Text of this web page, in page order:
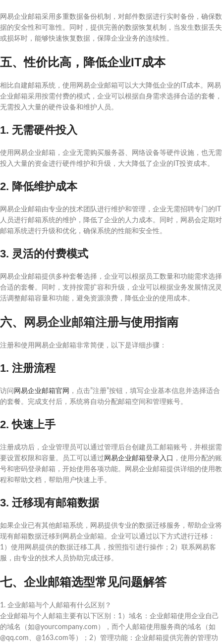
网易企业邮箱采用多重数据备份机制，对邮件数据进行实时备份，确保数
据的安全性和可靠性。同时，提供完善的数据恢复机制，当发生数据丢失
或损坏时，能够快速恢复数据，保障企业业务的连续性。
五、性价比高，降低企业IT成本
相比自建邮箱系统，使用网易企业邮箱可以大大降低企业的IT成本。网易
企业邮箱采用按需付费的模式，企业可以根据自身需求选择合适的套餐，
无需投入大量的硬件设备和维护人员。
1. 无需硬件投入
使用网易企业邮箱，企业无需购买服务器、网络设备等硬件设施，也无需
投入大量的资金进行硬件维护和升级，大大降低了企业的IT投资成本。
2. 降低维护成本
网易企业邮箱由专业的技术团队进行维护和管理，企业无需招聘专门的IT
人员进行邮箱系统的维护，降低了企业的人力成本。同时，网易会定期对
邮箱系统进行升级和优化，确保系统的性能和安全性。
3. 灵活的付费模式
网易企业邮箱提供多种套餐选择，企业可以根据员工数量和功能需求选择
合适的套餐。同时，支持按需扩容和升级，企业可以根据业务发展情况灵
活调整邮箱容量和功能，避免资源浪费，降低企业的使用成本。
六、 网易企业邮箱注册与使用指南
注册和使用网易企业邮箱非常简便，以下是详细步骤：
1. 注册流程
访问 网易企业邮箱官网
，点击”注册”按钮，填写企业基本信息并选择适合
的套餐。完成支付后，系统将自动分配邮箱空间和管理账号。
2. 快速上手
注册成功后，企业管理员可以通过管理后台创建员工邮箱账号，并根据需
要设置权限和容量。员工可以通过 网易企业邮箱登录入口
，使用分配的账
号和密码登录邮箱，开始使用各项功能。网易企业邮箱提供详细的使用教
程和帮助文档，帮助用户快速上手。
3. 迁移现有邮箱数据
如果企业已有其他邮箱系统，网易提供专业的数据迁移服务，帮助企业将
现有邮箱数据迁移到网易企业邮箱。企业可以通过以下方式进行迁移：
1）使用网易提供的数据迁移工具，按照指引进行操作；2）联系网易客
服，由专业的技术人员协助完成迁移。
七、企业邮箱选型常见问题解答
1. 企业邮箱与个人邮箱有什么区别？
企业邮箱与个人邮箱主要有以下区别：1）域名：企业邮箱使用企业自己
的域名（如@yourcompany.com），而个人邮箱使用服务商的域名（如
@qq.com、@163.com等）；2）管理功能：企业邮箱提供完善的管理功